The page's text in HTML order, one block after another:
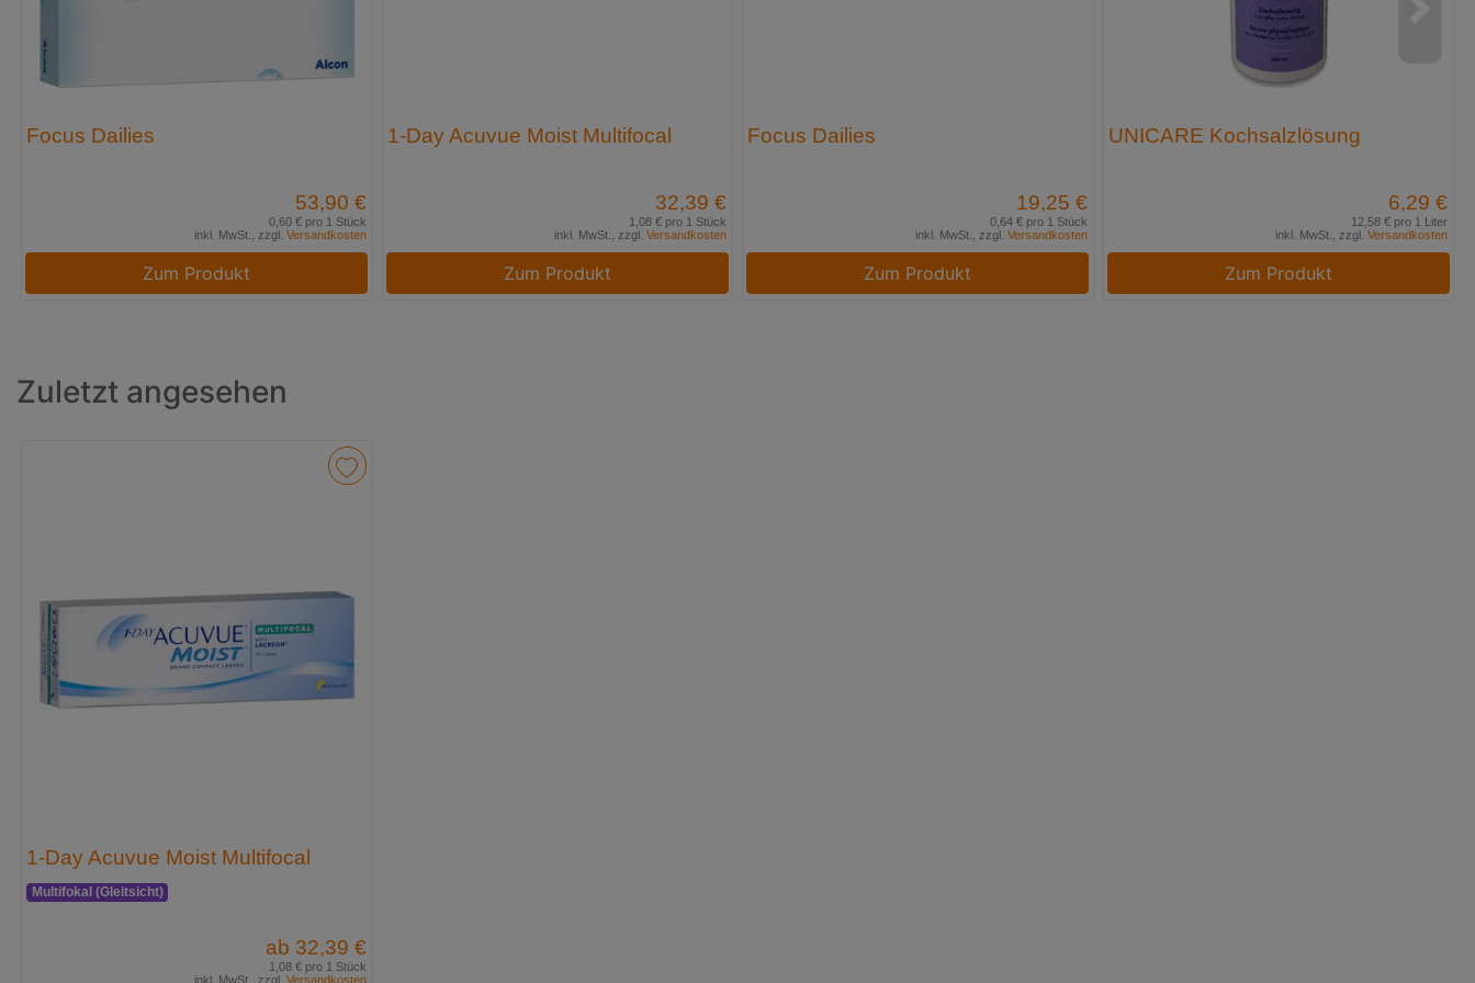
Focus Dailies
53,90 €
0,60 € pro 1 Stück
inkl. MwSt., zzgl. Versandkosten
Zum Produkt
1-Day Acuvue Moist Multifocal
32,39 €
1,08 € pro 1 Stück
inkl. MwSt., zzgl. Versandkosten
Zum Produkt
Focus Dailies
19,25 €
0,64 € pro 1 Stück
inkl. MwSt., zzgl. Versandkosten
Zum Produkt
UNICARE Kochsalzlösung
6,29 €
12,58 € pro 1 Liter
inkl. MwSt., zzgl. Versandkosten
Zum Produkt
Zuletzt angesehen
1-Day Acuvue Moist Multifocal
Multifokal (Gleitsicht)
ab 32,39 €
1,08 € pro 1 Stück
inkl. MwSt., zzgl. Versandkosten